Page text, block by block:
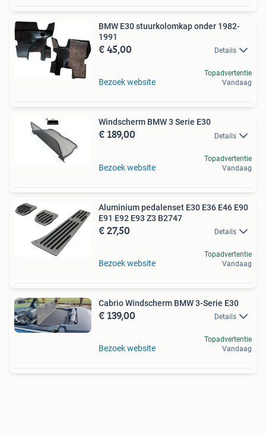
BMW E30 stuurkolomkap onder 1982-
1991
€ 45,00 Details
Bezoek website
Topadvertentie
Vandaag
Windscherm BMW 3 Serie E30
€ 189,00 Details
Bezoek website
Topadvertentie
Vandaag
Aluminium pedalenset E30 E36 E46 E90
E91 E92 E93 Z3 B2747
€ 27,50 Details
Bezoek website
Topadvertentie
Vandaag
Cabrio Windscherm BMW 3-Serie E30
€ 139,00 Details
Bezoek website
Topadvertentie
Vandaag